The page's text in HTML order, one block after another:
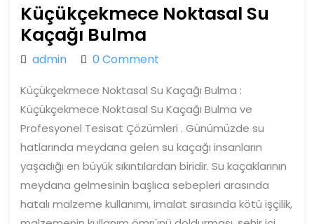
Küçükçekmece Noktasal Su
Kaçağı Bulma
Noktasal
Kaçağı
Bulma
adminadmin0 Comment
Küçükçekmece Noktasal Su Kaçağı Bulma :
Küçükçekmece Noktasal Su Kaçağı Bulma ve
Profesyonel Tesisat Çözümleri . Günümüzde su
hatlarında meydana gelen su kaçağı insanların
yaşadığı en büyük sıkıntılardan biridir. Su kaçaklarının
meydana gelmesinin başlıca sebepleri arasında
hatalı malzeme kullanımı, imalat sırasında kötü işçilik,